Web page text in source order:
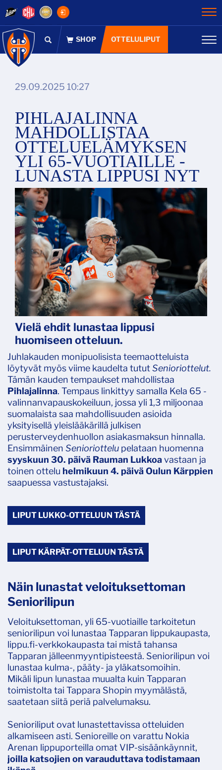
OTTELULIPUT
29.09.2025 10:27
PIHLAJALINNA
MAHDOLLISTAA
OTTELUELÄMYKSEN
YLI 65-VUOTIAILLE -
LUNASTA LIPPUSI NYT
Vielä ehdit lunastaa lippusi
huomiseen otteluun.
Juhlakauden monipuolisista teemaotteluista
löytyvät myös viime kaudelta tututSenioriottelut.
Tämän kauden tempaukset mahdollistaa
Pihlajalinna. Tempaus linkittyy samalla Kela 65 -
valinnanvapauskokeiluun, jossa yli 1,3 miljoonaa
suomalaista saa mahdollisuuden asioida
yksityisellä yleislääkärillä julkisen
perusterveydenhuollon asiakasmaksun hinnalla.
Ensimmäinen Senioriottelu pelataan huomenna
syyskuun 30. päivä Rauman Lukkoavastaan ja
toinen ottelu helmikuun 4. päivä Oulun Kärppien
saapuessa vastustajaksi.
LIPUT LUKKO-OTTELUUN TÄSTÄ
LIPUT KÄRPÄT-OTTELUUN TÄSTÄ
Näin lunastat veloituksettoman
Seniorilipun
Veloituksettoman, yli 65-vuotiaille tarkoitetun
seniorilipun voi lunastaa Tapparan lippukaupasta,
lippu.fi-verkkokaupasta tai mistä tahansa
Tapparan jälleenmyyntipisteestä. Seniorilipun voi
lunastaa kulma-, pääty- ja yläkatsomoihin.
Mikäli lipun lunastaa muualta kuin Tapparan
toimistolta tai Tappara Shopin myymälästä,
saatetaan siitä periä palvelumaksu.
Senioriliput ovat lunastettavissa otteluiden
alkamiseen asti. Senioreille on varattu Nokia
Arenan lippuporteilla omat VIP-sisäänkäynnit,
joilla katsojien on varauduttava todistamaan